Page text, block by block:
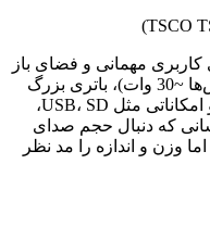
کاربری مهمانی و فضای باز
طراحی شده: توان اسمی بالاتر (گزارش‌ها ~30 وات)، باتری بزرگ
(ظرفیت ۷۲۰۰ mAh در برخی منابع)، و امکاناتی مثل USB، SD،
که دنبال حجم صدای
وزن و اندازه را مد نظر